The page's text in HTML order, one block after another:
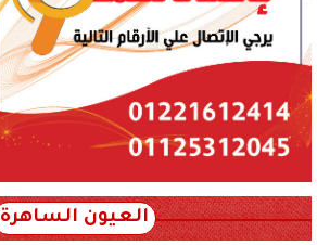
العيون الساهرة